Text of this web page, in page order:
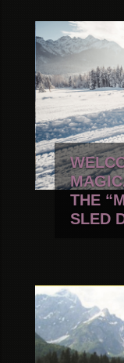
THE
SLED